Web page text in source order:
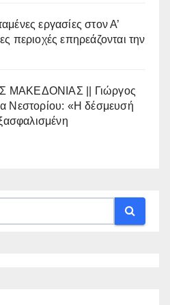
εργασίες στον Α’
περιοχές επηρεάζονται την
ΜΑΚΕΔΟΝΙΑΣ || Γιώργος
Νεστορίου: «Η δέσμευσή